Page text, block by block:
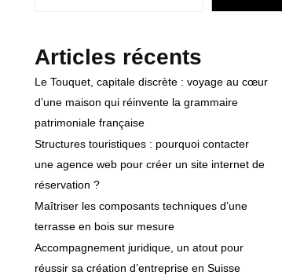
Articles récents
Le Touquet, capitale discrète : voyage au cœur
d’une maison qui réinvente la grammaire
patrimoniale française
Structures touristiques : pourquoi contacter
une agence web pour créer un site internet de
réservation ?
Maîtriser les composants techniques d’une
terrasse en bois sur mesure
Accompagnement juridique, un atout pour
réussir sa création d’entreprise en Suisse